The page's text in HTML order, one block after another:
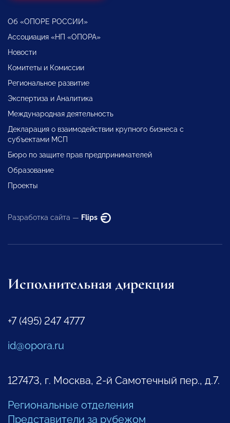
Об «ОПОРЕ РОССИИ»
Ассоциация «НП «ОПОРА»
Новости
Комитеты и Комиссии
Региональное развитие
Экспертиза и Аналитика
Международная деятельность
Декларация о взаимодействии крупного бизнеса с
субъектами МСП
Бюро по защите прав предпринимателей
Образование
Проекты
Разработка сайта — Flips
Исполнительная дирекция
+7 (495) 247 4777
id@opora.ru
127473, г. Москва, 2-й Самотечный пер., д.7.
Региональные отделения
Представители за рубежом